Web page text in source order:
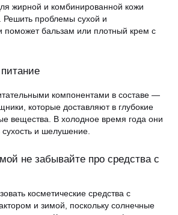
жирной и комбинированной кожи
Решить проблемы сухой и
поможет бальзам или плотный крем с
компонентами в составе —
которые доставляют в глубокие
вещества. В холодное время года они
и шелушение.
не забывайте про средства с
косметические средства с
и зимой, поскольку солнечные